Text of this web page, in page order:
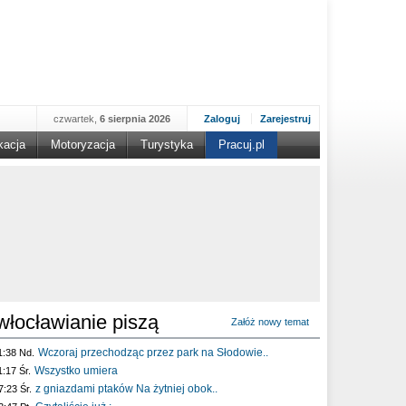
Zaloguj Zarejestruj
czwartek, 6 sierpnia 2026
Motoryzacja Turystyka Pracuj.pl
piszą Załóż nowy temat
Nd. Wczoraj przechodząc przez park na Słodowie..
Śr. Wszystko umiera
Śr. z gniazdami ptaków Na żytniej obok..